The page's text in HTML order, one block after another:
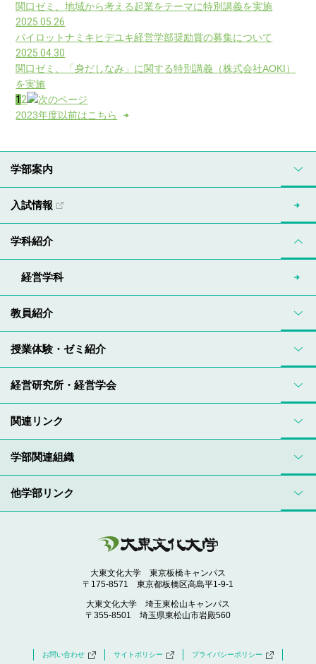
関口ゼミ、地域から考える起業をテーマに特別講義を実施
2025.05.26
パイロットナミキヒデユキ経営学部奨励賞の募集について
2025.04.30
関口ゼミ、「身だしなみ」に関する特別講義（株式会社AOKI）
を実施
1 2
2023年度以前はこちら
学部関連組織
他学部リンク
大東文化大学 東京板橋キャンパス
〒175-8571 東京都板橋区高島平1-9-1
大東文化大学 埼玉東松山キャンパス
〒355-8501 埼玉県東松山市岩殿560
お問い合わせ サイトポリシー プライバシーポリシー
学部案内
入試情報
学科紹介
経営学科
教員紹介
授業体験・ゼミ紹介
経営研究所・経営学会
関連リンク